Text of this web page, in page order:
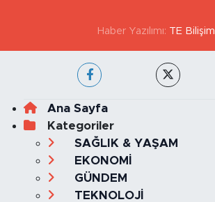
Haber Yazılımı: TE Bilişim
Ana Sayfa
Kategoriler
SAĞLIK & YAŞAM
EKONOMİ
GÜNDEM
TEKNOLOJİ